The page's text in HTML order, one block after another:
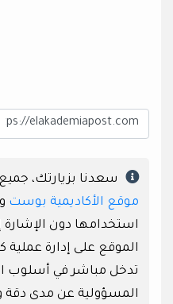
سعدنا بزيارتك،
موقع الأكاديمية بوست
استخدامها دون
الموقع على إدارة عملية
تدخل مباشر في أسلوب
المسؤولية عن مدى دقة